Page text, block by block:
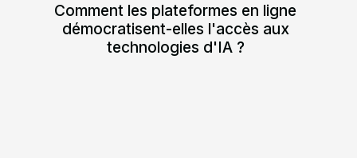
Comment les plateformes en ligne
démocratisent-elles l'accès aux
technologies d'IA ?